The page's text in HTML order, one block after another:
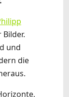
und
die